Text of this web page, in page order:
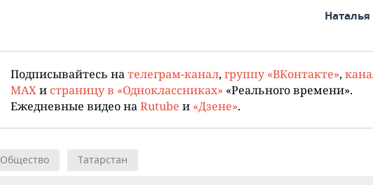
Подписывайтесь на телеграм-канал, группу «ВКонтакте»,
MAX и страницу в «Одноклассниках» «Реального времени».
Ежедневные видео на Rutube и «Дзене».
Общество Татарстан